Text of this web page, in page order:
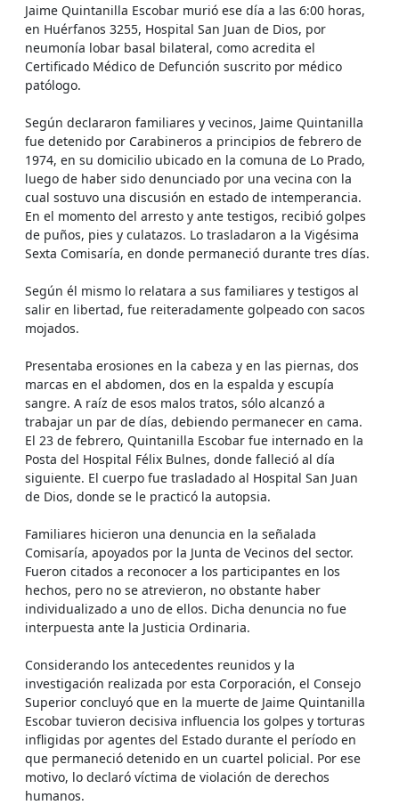
Jaime Quintanilla Escobar murió ese día a las 6:00 horas,
en Huérfanos 3255, Hospital San Juan de Dios, por
neumonía lobar basal bilateral, como acredita el
Certificado Médico de Defunción suscrito por médico
patólogo.
Según declararon familiares y vecinos, Jaime Quintanilla
fue detenido por Carabineros a principios de febrero de
1974, en su domicilio ubicado en la comuna de Lo Prado,
luego de haber sido denunciado por una vecina con la
cual sostuvo una discusión en estado de intemperancia.
En el momento del arresto y ante testigos, recibió golpes
de puños, pies y culatazos. Lo trasladaron a la Vigésima
Sexta Comisaría, en donde permaneció durante tres días.
Según él mismo lo relatara a sus familiares y testigos al
salir en libertad, fue reiteradamente golpeado con sacos
mojados.
Presentaba erosiones en la cabeza y en las piernas, dos
marcas en el abdomen, dos en la espalda y escupía
sangre. A raíz de esos malos tratos, sólo alcanzó a
trabajar un par de días, debiendo permanecer en cama.
El 23 de febrero, Quintanilla Escobar fue internado en la
Posta del Hospital Félix Bulnes, donde falleció al día
siguiente. El cuerpo fue trasladado al Hospital San Juan
de Dios, donde se le practicó la autopsia.
Familiares hicieron una denuncia en la señalada
Comisaría, apoyados por la Junta de Vecinos del sector.
Fueron citados a reconocer a los participantes en los
hechos, pero no se atrevieron, no obstante haber
individualizado a uno de ellos. Dicha denuncia no fue
interpuesta ante la Justicia Ordinaria.
Considerando los antecedentes reunidos y la
investigación realizada por esta Corporación, el Consejo
Superior concluyó que en la muerte de Jaime Quintanilla
Escobar tuvieron decisiva influencia los golpes y torturas
infligidas por agentes del Estado durante el período en
que permaneció detenido en un cuartel policial. Por ese
motivo, lo declaró víctima de violación de derechos
humanos.